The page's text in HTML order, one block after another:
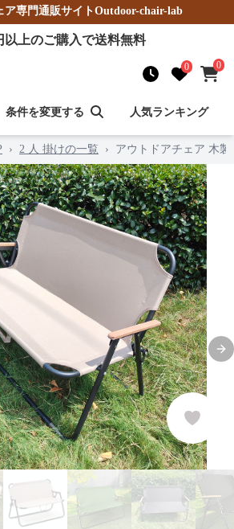
ア専門通販サイトOutdoor-chair-lab
以上のご購入で送料無料
0 0
条件を変更する 人気ランキング
› 2 人 掛けの一覧 › アウトドアチェア 木